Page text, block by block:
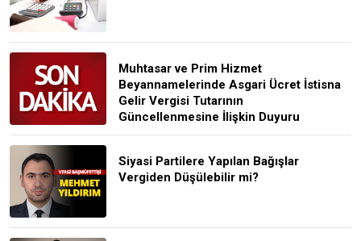
Muhtasar ve Prim Hizmet
Beyannamelerinde Asgari Ücret İstisna
Gelir Vergisi Tutarının
Güncellenmesine İlişkin Duyuru
Siyasi Partilere Yapılan Bağışlar
Vergiden Düşülebilir mi?